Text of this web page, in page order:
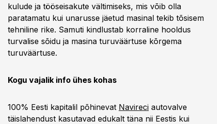
kulude ja tööseisakute vältimiseks, mis võib olla
paratamatu kui unarusse jäetud masinal tekib tõsisem
tehniline rike. Samuti kindlustab korraline hooldus
turvalise sõidu ja masina turuväärtuse kõrgema
turuväärtuse.
Kogu vajalik info ühes kohas
100% Eesti kapitalil põhinevat Navireci autovalve
täislahendust kasutavad edukalt täna nii Eestis kui